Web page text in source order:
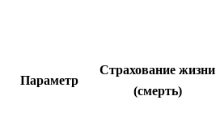
Параметр
Страхование жизни
(смерть)